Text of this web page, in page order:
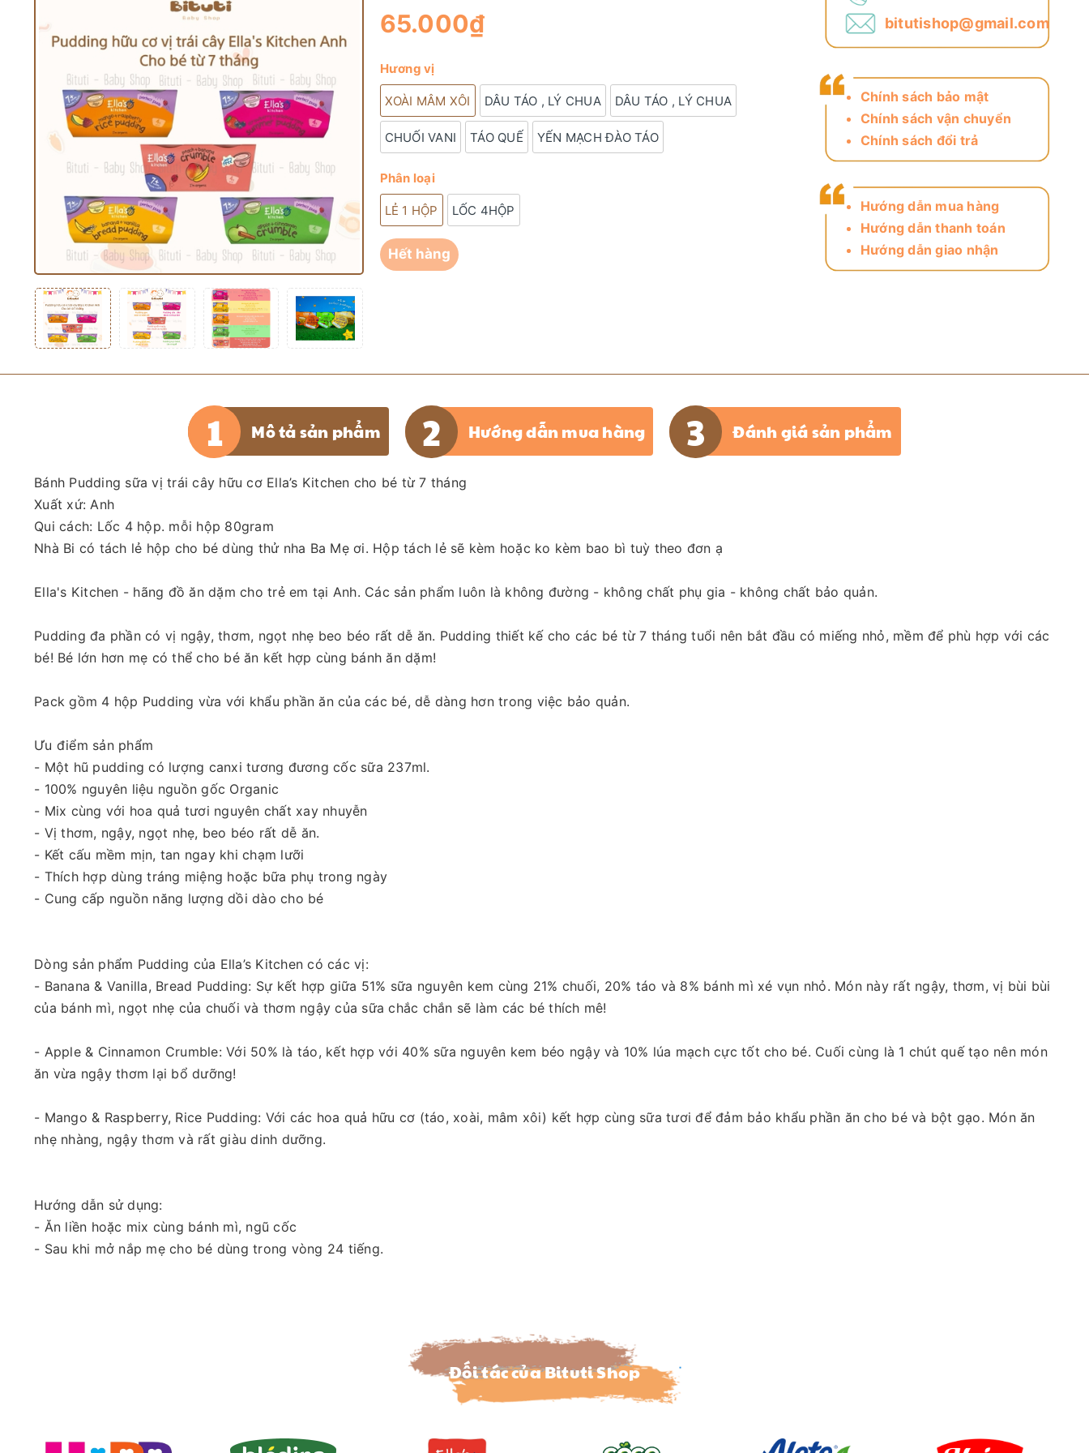
65.000₫
Hương vị
XOÀI MÂM XÔI DÂU TÁO , LÝ CHUA DÂU TÁO , LÝ CHUA
CHUỐI VANI TÁO QUẾ YẾN MẠCH ĐÀO TÁO
Phân loại
LẺ 1 HỘP LỐC 4HỘP
Hết hàng
bitutishop@gmail.com
Chính sách bảo mật
Chính sách vận chuyển
Chính sách đổi trả
Hướng dẫn mua hàng
Hướng dẫn thanh toán
Hướng dẫn giao nhận
Mô tả sản phẩm Hướng dẫn mua hàng Đánh giá sản phẩm
Bánh Pudding sữa vị trái cây hữu cơ Ella’s Kitchen cho bé từ 7 tháng
Xuất xứ: Anh
Qui cách: Lốc 4 hộp. mỗi hộp 80gram
Nhà Bi có tách lẻ hộp cho bé dùng thử nha Ba Mẹ ơi. Hộp tách lẻ sẽ kèm hoặc ko kèm bao bì tuỳ theo đơn ạ
Ella's Kitchen - hãng đồ ăn dặm cho trẻ em tại Anh. Các sản phẩm luôn là không đường - không chất phụ gia - không chất bảo quản.
Pudding đa phần có vị ngậy, thơm, ngọt nhẹ beo béo rất dễ ăn. Pudding thiết kế cho các bé từ 7 tháng tuổi nên bắt đầu có miếng nhỏ, mềm để phù hợp với các
bé! Bé lớn hơn mẹ có thể cho bé ăn kết hợp cùng bánh ăn dặm!
Pack gồm 4 hộp Pudding vừa với khẩu phần ăn của các bé, dễ dàng hơn trong việc bảo quản.
Ưu điểm sản phẩm
- Một hũ pudding có lượng canxi tương đương cốc sữa 237ml.
- 100% nguyên liệu nguồn gốc Organic
- Mix cùng với hoa quả tươi nguyên chất xay nhuyễn
- Vị thơm, ngậy, ngọt nhẹ, beo béo rất dễ ăn.
- Kết cấu mềm mịn, tan ngay khi chạm lưỡi
- Thích hợp dùng tráng miệng hoặc bữa phụ trong ngày
- Cung cấp nguồn năng lượng dồi dào cho bé
Dòng sản phẩm Pudding của Ella’s Kitchen có các vị:
- Banana & Vanilla, Bread Pudding: Sự kết hợp giữa 51% sữa nguyên kem cùng 21% chuối, 20% táo và 8% bánh mì xé vụn nhỏ. Món này rất ngậy, thơm, vị bùi bùi
của bánh mì, ngọt nhẹ của chuối và thơm ngậy của sữa chắc chắn sẽ làm các bé thích mê!
- Apple & Cinnamon Crumble: Với 50% là táo, kết hợp với 40% sữa nguyên kem béo ngậy và 10% lúa mạch cực tốt cho bé. Cuối cùng là 1 chút quế tạo nên món
ăn vừa ngậy thơm lại bổ dưỡng!
- Mango & Raspberry, Rice Pudding: Với các hoa quả hữu cơ (táo, xoài, mâm xôi) kết hợp cùng sữa tươi để đảm bảo khẩu phần ăn cho bé và bột gạo. Món ăn
nhẹ nhàng, ngậy thơm và rất giàu dinh dưỡng.
Hướng dẫn sử dụng:
- Ăn liền hoặc mix cùng bánh mì, ngũ cốc
- Sau khi mở nắp mẹ cho bé dùng trong vòng 24 tiếng.
Đối tác của Bituti Shop